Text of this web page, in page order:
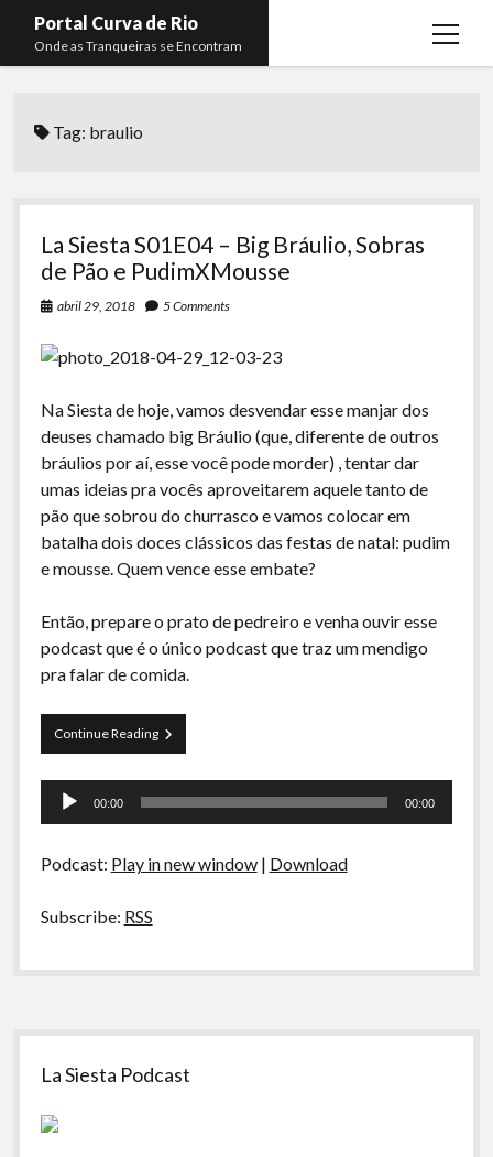
Portal Curva de Rio
Onde as Tranqueiras se Encontram
open
menu
Curva de Rio
Komos
La Siesta Podcast
Arquivo CDR
Papo Tranqueira
A Ripa É a Lei
Especiais
Preliminares
Membros
Lucas Oliveira
Kaique Xavier
Tag: braulio
La Siesta S01E04 – Big Bráulio, Sobras
de Pão e PudimXMousse
abril 29, 2018 5 Comments
Na Siesta de hoje, vamos desvendar esse manjar dos
deuses chamado big Bráulio (que, diferente de outros
bráulios por aí, esse você pode morder) , tentar dar
umas ideias pra vocês aproveitarem aquele tanto de
pão que sobrou do churrasco e vamos colocar em
batalha dois doces clássicos das festas de natal: pudim
e mousse. Quem vence esse embate?
Então, prepare o prato de pedreiro e venha ouvir esse
podcast que é o único podcast que traz um mendigo
pra falar de comida.
Continue ReadingLa
Siesta
Big
de
Tocador
00:00 00:00
Podcast: Play in new window| Download
Subscribe: RSS
Sidebar
La Siesta Podcast